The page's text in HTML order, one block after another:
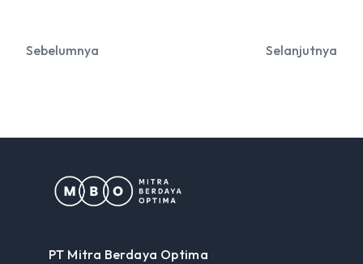
Sebelumnya Selanjutnya
PT Mitra Berdaya Optima